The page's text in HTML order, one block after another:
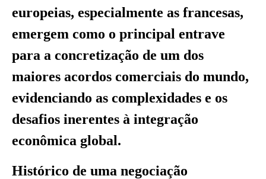
europeias, especialmente as francesas,
emergem como o principal entrave
para a concretização de um dos
maiores acordos comerciais do mundo,
evidenciando as complexidades e os
desafios inerentes à integração
econômica global.
Histórico de uma negociação